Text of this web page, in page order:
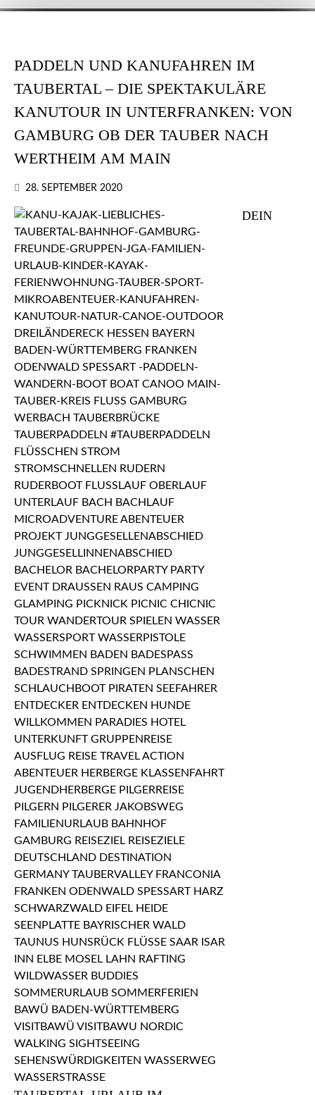
PADDELN UND KANUFAHREN IM
TAUBERTAL – DIE SPEKTAKULÄRE
KANUTOUR IN UNTERFRANKEN: VON
GAMBURG OB DER TAUBER NACH
WERTHEIM AM MAIN
28. SEPTEMBER 2020
DEIN